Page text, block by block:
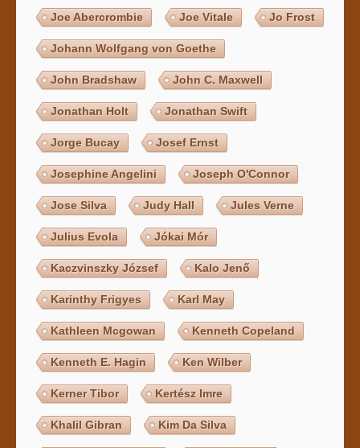
Joe Abercrombie Joe Vitale Jo Frost
Johann Wolfgang von Goethe
John Bradshaw John C. Maxwell
Jonathan Holt Jonathan Swift
Jorge Bucay Josef Ernst
Josephine Angelini Joseph O'Connor
Jose Silva Judy Hall Jules Verne
Julius Evola Jókai Mór
Kaczvinszky József Kalo Jenő
Karinthy Frigyes Karl May
Kathleen Mcgowan Kenneth Copeland
Kenneth E. Hagin Ken Wilber
Kerner Tibor Kertész Imre
Khalil Gibran Kim Da Silva